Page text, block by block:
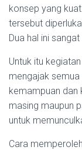
konsep yang
tersebut
Dua hal ini
Untuk itu
mengajak
kemampuan dan
masing maupun
untuk
Cara